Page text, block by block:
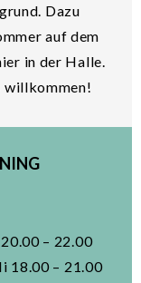
Dazu
auf dem
in der Halle.
willkommen!
– 22.00
18.00 – 21.00